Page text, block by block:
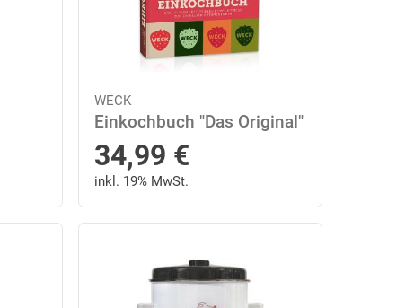
WECK
Einkochbuch "Das Original"
34,99 €
inkl. 19% MwSt.